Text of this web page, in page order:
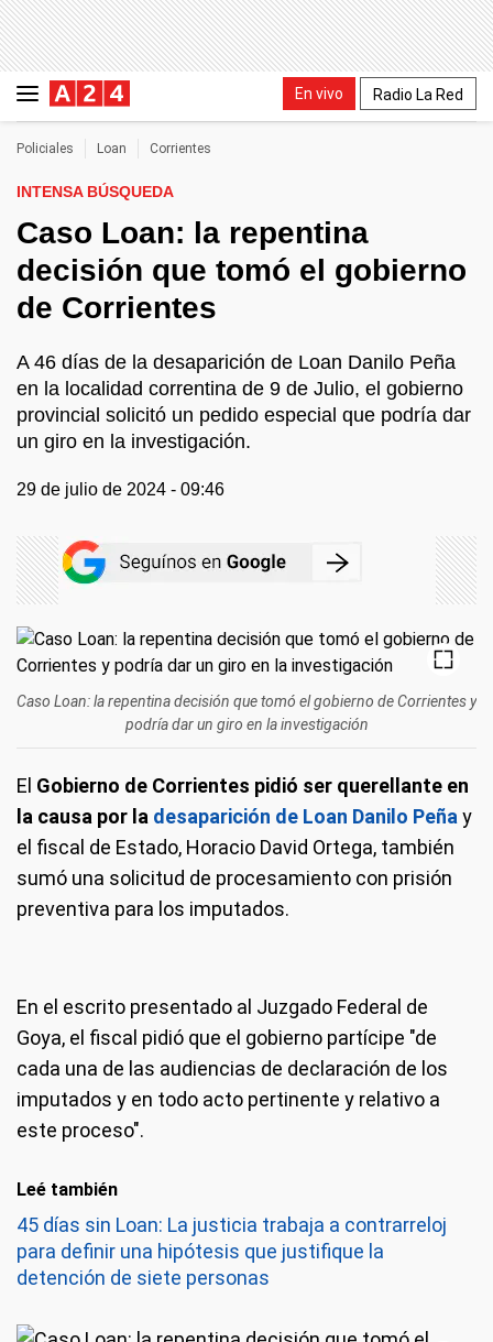
En vivo Radio La Red
Policiales Loan Corrientes
INTENSA BÚSQUEDA
Caso Loan: la repentina
decisión que tomó el gobierno
de Corrientes
A 46 días de la desaparición de Loan Danilo Peña
en la localidad correntina de 9 de Julio, el gobierno
provincial solicitó un pedido especial que podría dar
un giro en la investigación.
29 de julio de 2024 - 09:46
Caso Loan: la repentina decisión que tomó el gobierno de Corrientes y
podría dar un giro en la investigación
El Gobierno de Corrientes pidió ser querellante en
la causa por la desaparición de Loan Danilo Peña y
el fiscal de Estado, Horacio David Ortega, también
sumó una solicitud de procesamiento con prisión
preventiva para los imputados.
En el escrito presentado al Juzgado Federal de
Goya, el fiscal pidió que el gobierno partícipe "de
cada una de las audiencias de declaración de los
imputados y en todo acto pertinente y relativo a
este proceso".
Leé también
45 días sin Loan: La justicia trabaja a contrarreloj
para definir una hipótesis que justifique la
detención de siete personas